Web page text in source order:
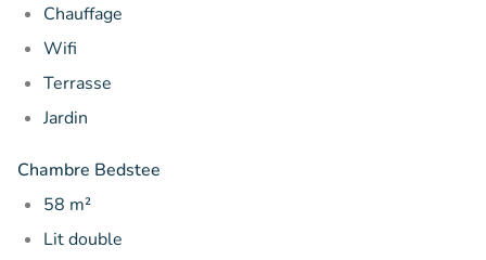
Chauffage
Wifi
Terrasse
Jardin
Chambre Bedstee
58 m²
Lit double